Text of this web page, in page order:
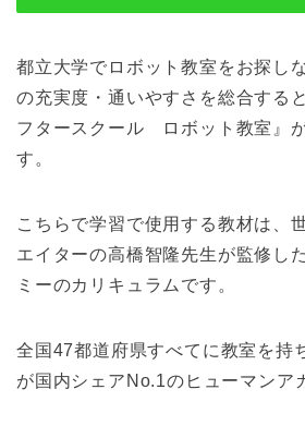
都立大学でロボット教室をお探し
の充実度・通いやすさを総合する
フタースクール ロボット教室』
す。
こちらで学習で使用する教材は、
エイターの高橋智隆先生が監修し
ミーのカリキュラムです。
全国47都道府県すべてに教室を持
が国内シェアNo.1のヒューマンア